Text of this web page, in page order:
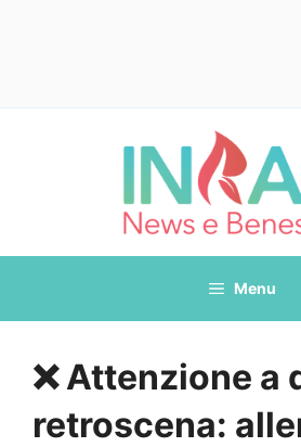
Menu
❌ Attenzione a
retroscena: